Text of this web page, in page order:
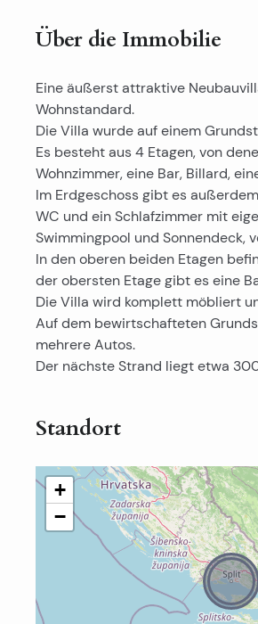
Über die Immobilie
Eine äußerst attraktive
Wohnstandard.
Die Villa wurde auf einem
Es besteht aus 4 Etagen, von
Wohnzimmer, eine Bar, Billard,
Im Erdgeschoss gibt es
WC und ein Schlafzimmer mit
Swimmingpool und Sonnendeck,
In den oberen beiden Etagen
der obersten Etage gibt es eine
Die Villa wird komplett möbliert
Auf dem bewirtschafteten
mehrere Autos.
Der nächste Strand liegt etwa
Standort
+
−